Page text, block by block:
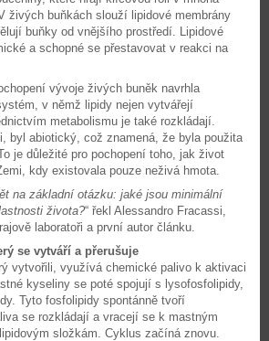
živých buňkách slouží lipidové membrány
buňky od vnějšího prostředí. Lipidové
a schopné se přestavovat v reakci na
vývoje živých buněk navrhla
v němž lipidy nejen vytvářejí
metabolismu je také rozkládají.
byl abiotický, což znamená, že byla použita
je důležité pro pochopení toho, jak život
kdy existovala pouze neživá hmota.
na základní otázku: jaké jsou minimální
života?“ řekl Alessandro Fracassi,
laboratoři a první autor článku.
se vytváří a přerušuje
vytvořili, využívá chemické palivo k aktivaci
kyseliny se poté spojují s lysofosfolipidy,
Tyto fosfolipidy spontánně tvoří
se rozkládají a vracejí se k mastným
složkám. Cyklus začíná znovu.